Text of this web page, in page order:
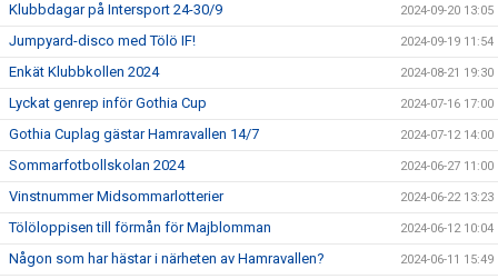
Klubbdagar på Intersport 24-30/9 2024-09-20 13:05
Jumpyard-disco med Tölö IF! 2024-09-19 11:54
Enkät Klubbkollen 2024 2024-08-21 19:30
Lyckat genrep inför Gothia Cup 2024-07-16 17:00
Gothia Cuplag gästar Hamravallen 14/7 2024-07-12 14:00
Sommarfotbollskolan 2024 2024-06-27 11:00
Vinstnummer Midsommarlotterier 2024-06-22 13:23
Tölöloppisen till förmån för Majblomman 2024-06-12 10:04
Någon som har hästar i närheten av Hamravallen? 2024-06-11 15:49